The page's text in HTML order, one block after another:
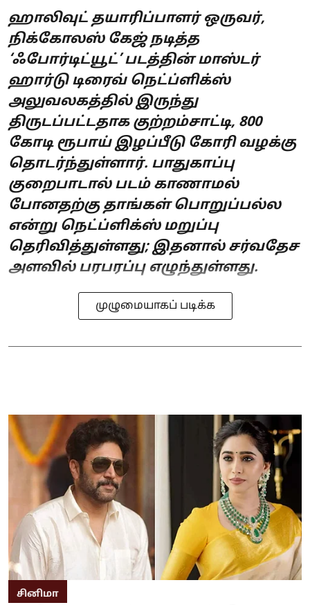
ஹாலிவுட் தயாரிப்பாளர் ஒருவர்,
நிக்கோலஸ் கேஜ் நடித்த
‘ஃபோர்டிட்யூட்’ படத்தின் மாஸ்டர்
ஹார்டு டிரைவ் நெட்ப்ளிக்ஸ்
அலுவலகத்தில் இருந்து
திருடப்பட்டதாக குற்றம்சாட்டி, 800
கோடி ரூபாய் இழப்பீடு கோரி வழக்கு
தொடர்ந்துள்ளார். பாதுகாப்பு
குறைபாடால் படம் காணாமல்
போனதற்கு தாங்கள் பொறுப்பல்ல
என்று நெட்ப்ளிக்ஸ் மறுப்பு
தெரிவித்துள்ளது; இதனால் சர்வதேச
அளவில் பரபரப்பு எழுந்துள்ளது.
முழுமையாகப் படிக்க
சினிமா